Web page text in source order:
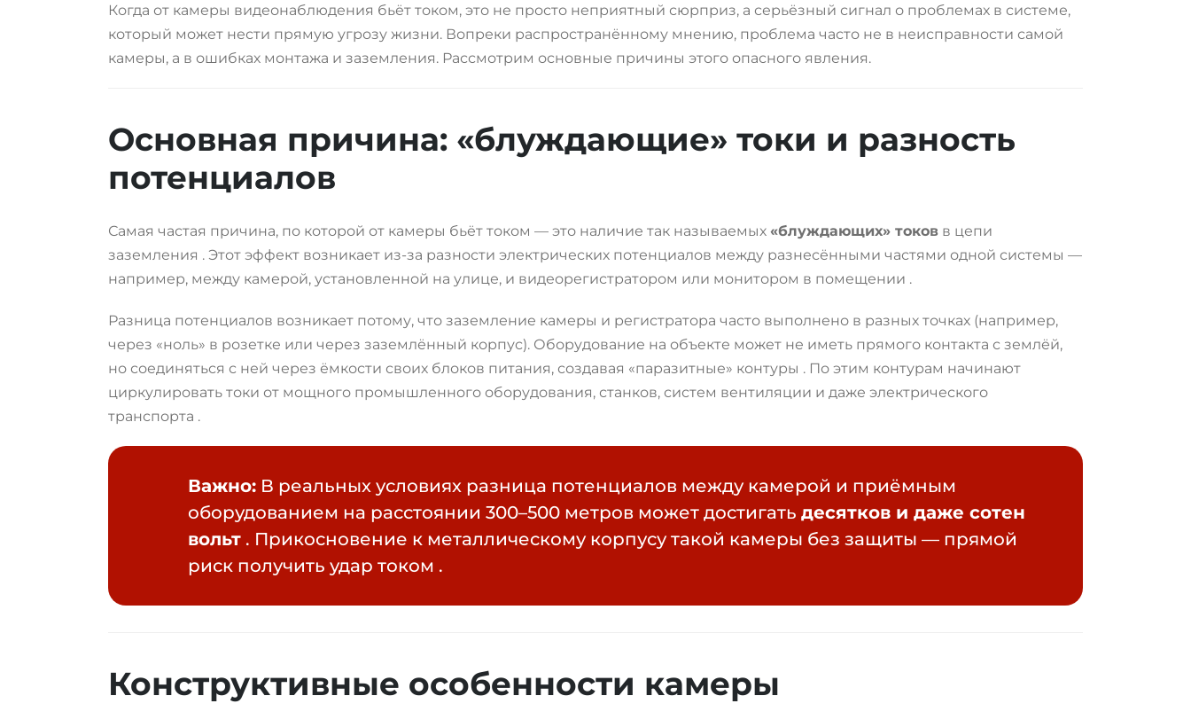
Когда от камеры видеонаблюдения бьёт током, это не просто неприятный сюрприз, а серьёзный сигнал о проблемах в системе,
который может нести прямую угрозу жизни. Вопреки распространённому мнению, проблема часто не в неисправности самой
камеры, а в ошибках монтажа и заземления. Рассмотрим основные причины этого опасного явления.
Основная причина: «блуждающие» токи и разность
потенциалов
Самая частая причина, по которой от камеры бьёт током — это наличие так называемых «блуждающих» токов в цепи
заземления . Этот эффект возникает из-за разности электрических потенциалов между разнесёнными частями одной системы —
например, между камерой, установленной на улице, и видеорегистратором или монитором в помещении .
Разница потенциалов возникает потому, что заземление камеры и регистратора часто выполнено в разных точках (например,
через «ноль» в розетке или через заземлённый корпус). Оборудование на объекте может не иметь прямого контакта с землёй,
но соединяться с ней через ёмкости своих блоков питания, создавая «паразитные» контуры . По этим контурам начинают
циркулировать токи от мощного промышленного оборудования, станков, систем вентиляции и даже электрического
транспорта .
Важно: В реальных условиях разница потенциалов между камерой и приёмным
оборудованием на расстоянии 300–500 метров может достигать десятков и даже сотен
вольт . Прикосновение к металлическому корпусу такой камеры без защиты — прямой
риск получить удар током .
Конструктивные особенности камеры